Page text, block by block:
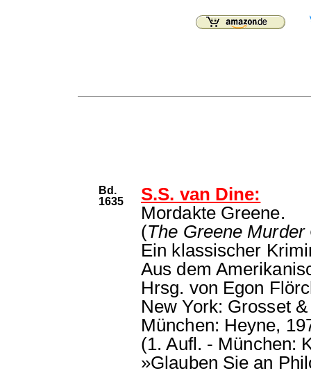
Bd.
1635
S.S. van Dine:
Mordakte Greene.
(The Greene Murder
Ein klassischer
Aus dem
Hrsg. von Egon
New York: Grosset
München: Heyne,
(1. Aufl. - München:
»Glauben Sie an